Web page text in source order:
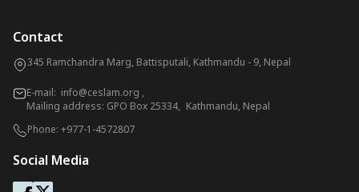
Contact
345 Ramchandra Marg, Battisputali, Kathmandu - 9, Nepal
E-mail: info@ceslam.org ,
Mailing address: GPO Box 25334, Kathmandu, Nepal
Phone: +977-1-4572807
Social Media